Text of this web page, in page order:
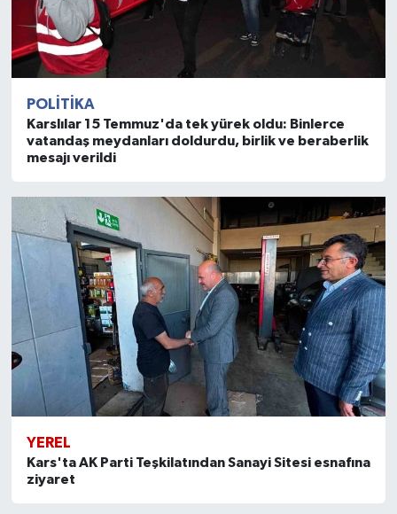
POLITIKA
Karslılar 15 Temmuz'da tek yürek oldu: Binlerce
vatandaş meydanları doldurdu, birlik ve beraberlik
mesajı verildi
YEREL
Kars'ta AK Parti Teşkilatından Sanayi Sitesi esnafına
ziyaret